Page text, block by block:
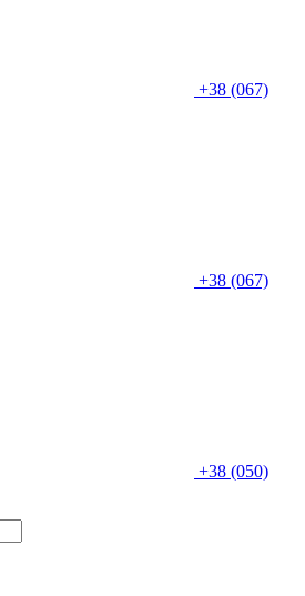
+38 (067)
+38 (067)
+38 (050)